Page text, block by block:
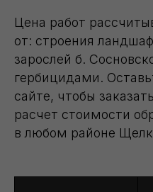
Цена работ
от: cтроения
зарослей б.
гербицидами.
сайте, чтобы
расчет стоимости
в любом районе